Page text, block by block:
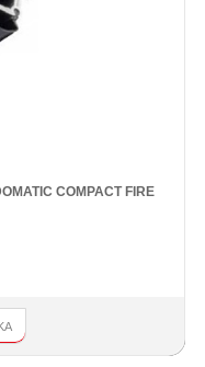
COMPACT FIRE